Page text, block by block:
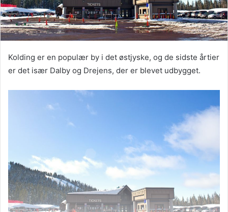
Kolding er en populær by i det østjyske, og de sidste årtier
er det især Dalby og Drejens, der er blevet udbygget.